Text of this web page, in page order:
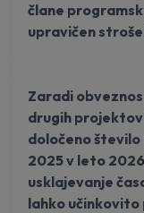
člane
upravičen
Zaradi
drugih
določeno
2025 v leto
usklajevanje
lahko učinkovito